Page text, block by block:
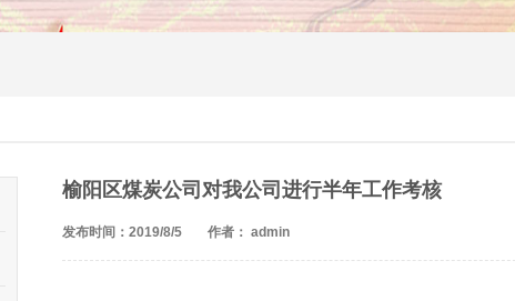
榆阳区煤炭公司对我公司进行半年工作考核
发布时间：2019/8/5 作者： admin